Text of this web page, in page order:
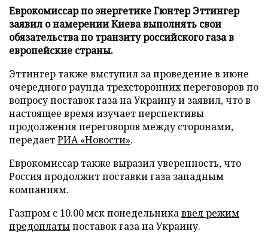
Еврокомиссар по энергетике Гюнтер Эттингер
заявил о намерении Киева выполнять свои
обязательства по транзиту российского газа в
европейские страны.
Эттингер также выступил за проведение в июне
очередного раунда трехсторонних переговоров по
вопросу поставок газа на Украину и заявил, что в
настоящее время изучает перспективы
продолжения переговоров между сторонами,
передаетРИА «Новости».
Еврокомиссар также выразил уверенность, что
Россия продолжит поставки газа западным
компаниям.
Газпром с 10.00 мск понедельникаввел режим
предоплатыпоставок газа на Украину.